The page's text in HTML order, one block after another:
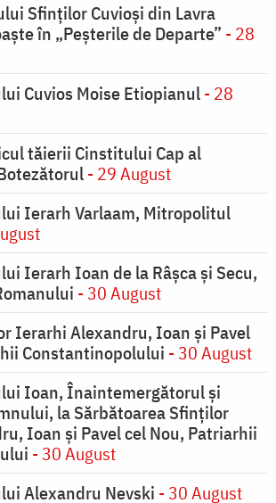
Sfinților Cuvioși din Lavra
în „Peșterile de Departe” - 28
Cuvios Moise Etiopianul- 28
tăierii Cinstitului Cap al
- 29 August
Ierarh Varlaam, Mitropolitul
Ierarh Ioan de la Râşca şi Secu,
- 30 August
Ierarhi Alexandru, Ioan şi Pavel
Constantinopolului - 30 August
Ioan, Înaintemergătorul şi
la Sărbătoarea Sfinţilor
Ioan şi Pavel cel Nou, Patriarhii
- 30 August
Alexandru Nevski - 30 August